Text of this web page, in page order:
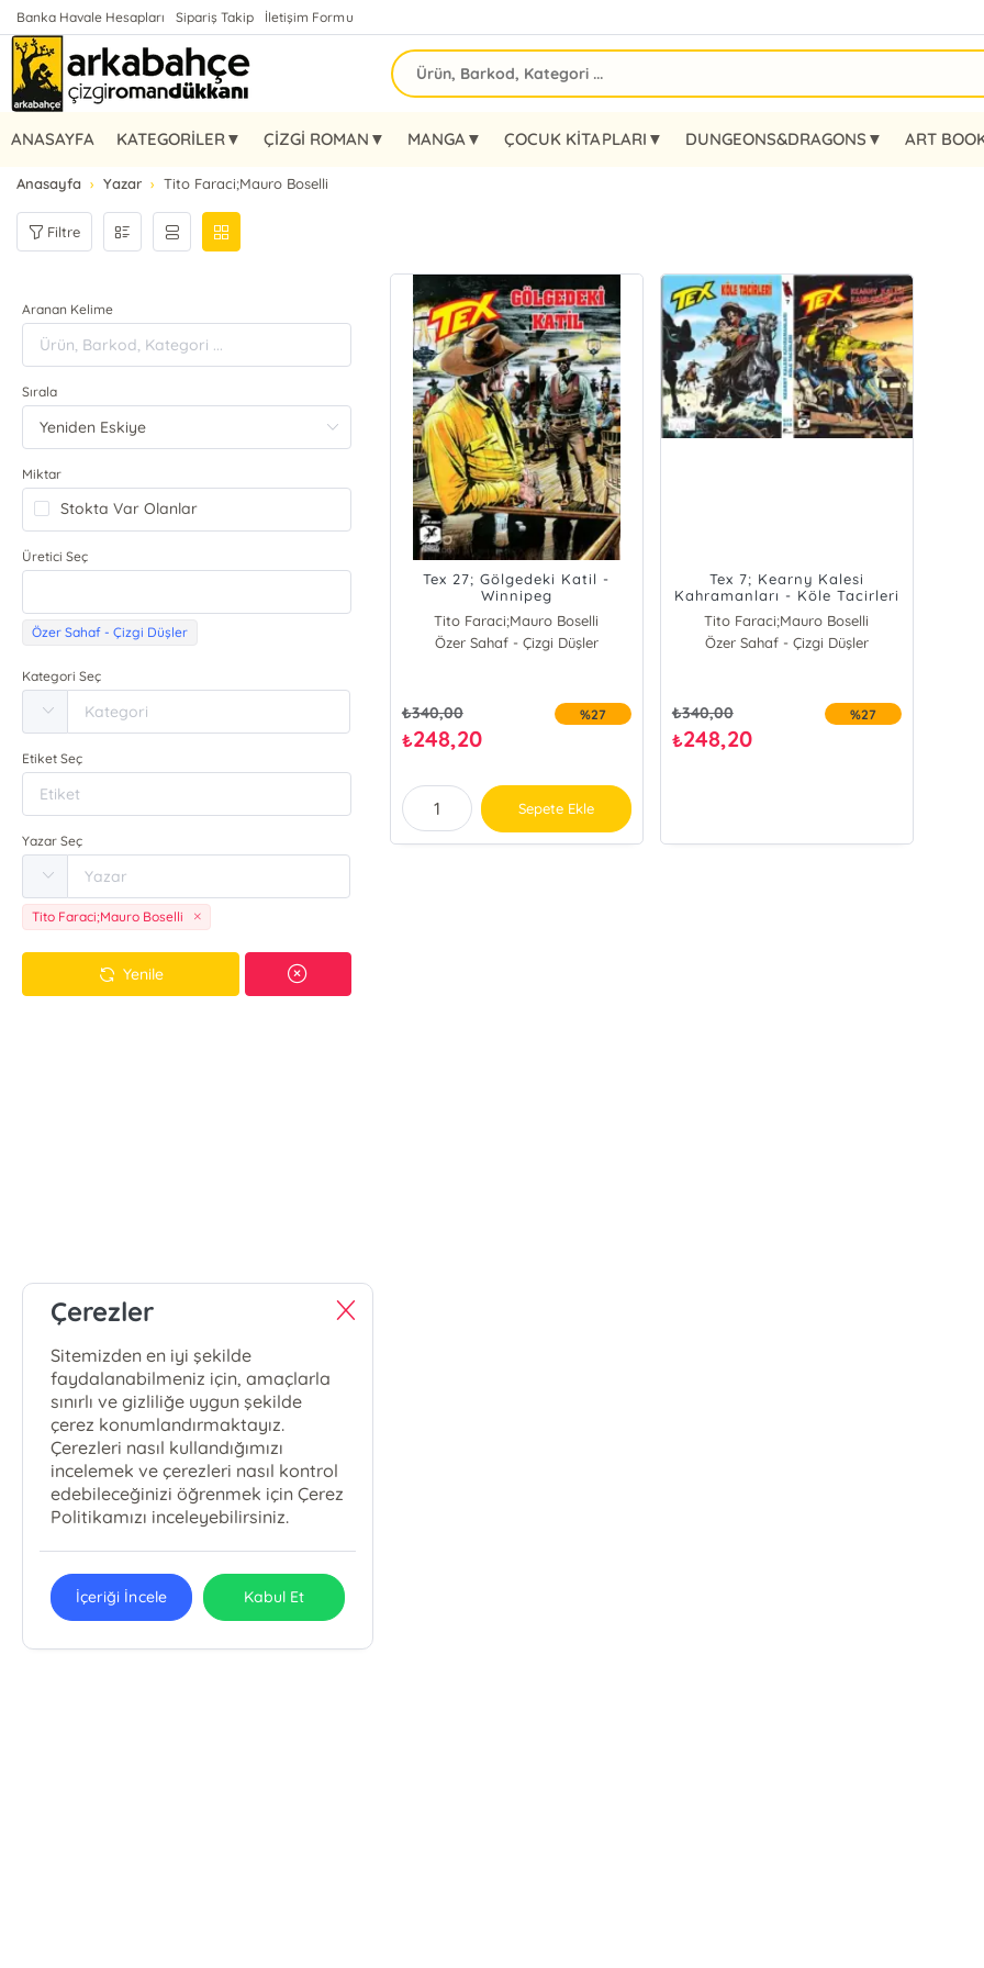
Banka Havale Hesapları Sipariş Takip İletişim Formu
ANASAYFA KATEGORİLER▼ ÇİZGİ ROMAN▼ MANGA▼ ÇOCUK KİTAPLARI▼ DUNGEONS&DRAGONS▼ ART
Anasayfa Yazar Tito Faraci;Mauro Boselli
Filtre
Aranan Kelime
Sırala
Miktar
Stokta Var Olanlar
Üretici Seç
Özer Sahaf - Çizgi Düşler
Kategori Seç
Etiket Seç
Yazar Seç
Tito Faraci;Mauro Boselli
Yenile
Tex 27; Gölgedeki Katil -
Winnipeg
Tito Faraci;Mauro Boselli
Mauro Boselli
Özer Sahaf - Çizgi Düşler
₺340,00
₺248,20
%27
Sepete Ekle
Tex 7; Kearny Kalesi
Kahramanları - Köle Tacirleri
Tito Faraci;Mauro Boselli
Mauro Boselli
Özer Sahaf - Çizgi Düşler
₺340,00
₺248,20
%27
Çerezler
Sitemizden en iyi şekilde
faydalanabilmeniz için, amaçlarla
sınırlı ve gizliliğe uygun şekilde
çerez konumlandırmaktayız.
Çerezleri nasıl kullandığımızı
incelemek ve çerezleri nasıl kontrol
edebileceğinizi öğrenmek için Çerez
Politikamızı inceleyebilirsiniz.
İçeriği İncele Kabul Et